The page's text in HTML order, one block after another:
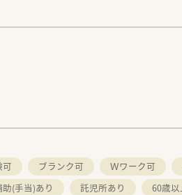
可 ブランク可 Ｗワーク可
(手当)あり 託児所あり 60歳